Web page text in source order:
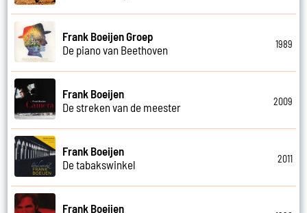
Frank Boeijen Groep
De piano van Beethoven
1989
Frank Boeijen
De streken van de meester
2009
Frank Boeijen
De tabakswinkel
2011
Frank Boeijen